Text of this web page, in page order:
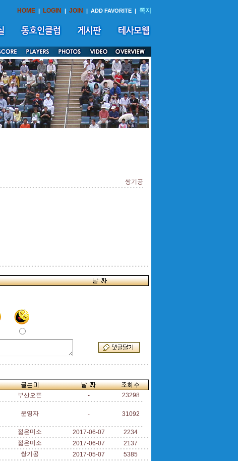
HOME | LOGIN | JOIN | ADD FAVORITE | 쪽지
쌍기공
부산오픈 - 23298
운영자 - 31092
젊은미소 2017-06-07
2234
젊은미소 2017-06-07
2137
쌍기공 2017-05-07
5385